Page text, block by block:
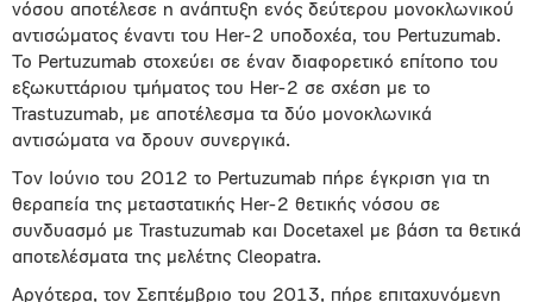
νόσου αποτέλεσε η ανάπτυξη ενός δεύτερου μονοκλωνικού
αντισώματος έναντι του Ηer-2 υποδοχέα, του Pertuzumab.
To Pertuzumab στοχεύει σε έναν διαφορετικό επίτοπο του
εξωκυττάριου τμήματος του Her-2 σε σχέση με το
Trastuzumab, με αποτέλεσμα τα δύο μονοκλωνικά
αντισώματα να δρουν συνεργικά.
Τον Ιούνιο του 2012 το Pertuzumab πήρε έγκριση για τη
θεραπεία της μεταστατικής Her-2 θετικής νόσου σε
συνδυασμό με Trastuzumab και Docetaxel με βάση τα θετικά
αποτελέσματα της μελέτης Cleopatra.
Αργότερα, τον Σεπτέμβριο του 2013, πήρε επιταχυνόμενη